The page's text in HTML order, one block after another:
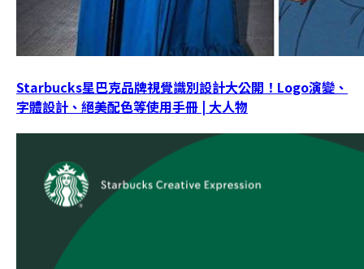
Starbucks星巴克品牌視覺識別設計大公開！Logo演變、
字體設計、絕美配色等使用手冊 | 大人物